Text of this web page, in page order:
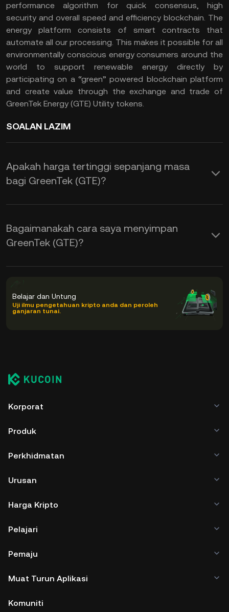
performance algorithm for quick consensus, high
security and overall speed and efficiency blockchain. The
energy platform consists of smart contracts that
automate all our processing. This makes it possible for all
environmentally conscious energy consumers around the
world to support renewable energy directly by
participating on a “green” powered blockchain platform
and create value through the exchange and trade of
GreenTek Energy (GTE) Utility tokens.
SOALAN LAZIM
Apakah harga tertinggi sepanjang masa
bagi GreenTek (GTE)?
Bagaimanakah cara saya menyimpan
GreenTek (GTE)?
Belajar dan Untung
Uji ilmu pengetahuan kripto anda dan peroleh
ganjaran tunai.
Korporat
Produk
Perkhidmatan
Urusan
Harga Kripto
Pelajari
Pemaju
Muat Turun Aplikasi
Komuniti